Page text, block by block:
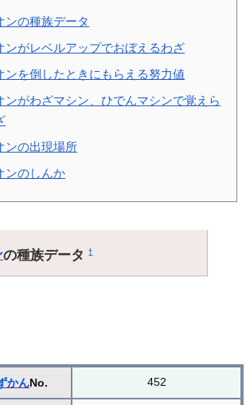
ンの種族データ
ンがレベルアップでおぼえるわざ
ンを倒したときにもらえる努力値
ンがわざマシン、ひでんマシンで覚えら
ンの出現場所
ンのしんか
の種族データ†
かんNo. 452